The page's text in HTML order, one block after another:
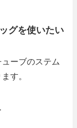
グを使いたい
ーブのステム
す。